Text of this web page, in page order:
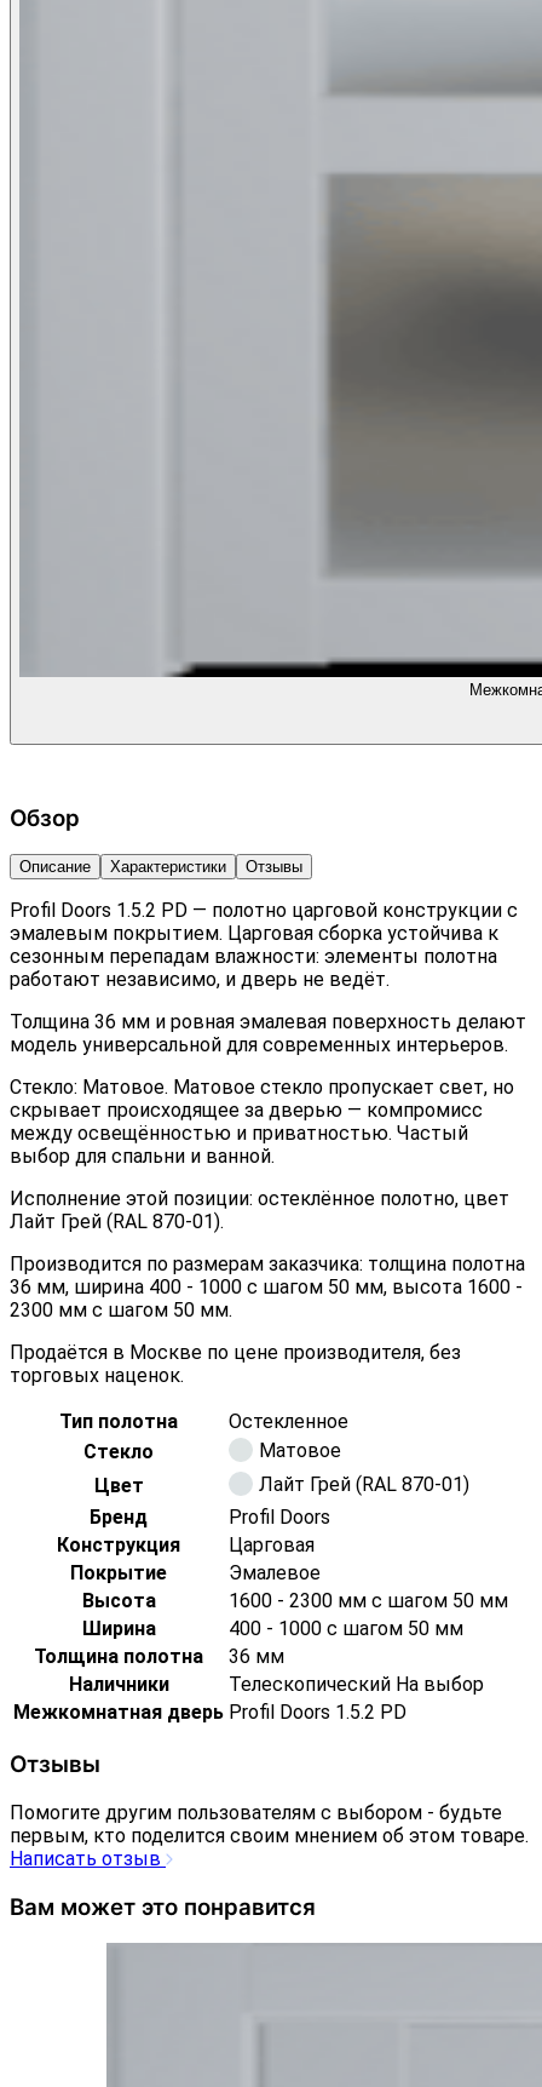
Обзор
Описание Характеристики Отзывы
Profil Doors 1.5.2 PD — полотно царговой конструкции с
эмалевым покрытием. Царговая сборка устойчива к
сезонным перепадам влажности: элементы полотна
работают независимо, и дверь не ведёт.
Толщина 36 мм и ровная эмалевая поверхность делают
модель универсальной для современных интерьеров.
Стекло: Матовое. Матовое стекло пропускает свет, но
скрывает происходящее за дверью — компромисс
между освещённостью и приватностью. Частый
выбор для спальни и ванной.
Исполнение этой позиции: остеклённое полотно, цвет
Лайт Грей (RAL 870-01).
Производится по размерам заказчика: толщина полотна
36 мм, ширина 400 - 1000 с шагом 50 мм, высота 1600 -
2300 мм с шагом 50 мм.
Продаётся в Москве по цене производителя, без
торговых наценок.
Тип полотна
Остекленное
Стекло
Матовое
Цвет
Лайт Грей (RAL 870-01)
Бренд
Profil Doors
Конструкция
Царговая
Покрытие
Эмалевое
Высота
1600 - 2300 мм с шагом 50 мм
Ширина
400 - 1000 с шагом 50 мм
Толщина полотна
36 мм
Наличники
Телескопический На выбор
Межкомнатная дверь Profil Doors 1.5.2 PD
Отзывы
Помогите другим пользователям с выбором - будьте
первым, кто поделится своим мнением об этом товаре.
Написать отзыв
Вам может это понравится